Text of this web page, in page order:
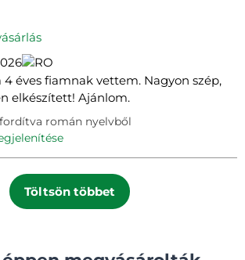
éves fiamnak vettem. Nagyon szép,
elkészített! Ajánlom.
román nyelvből
Töltsön többet